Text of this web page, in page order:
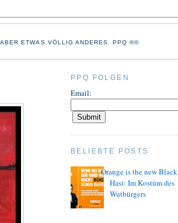
ETWAS VÖLLIG ANDERES. PPQ ®©
PPQ FOLGEN
Email:
BELIEBTE POSTS
Orange is the new Black
Hasi: Im Kostüm des
Wutbürgers